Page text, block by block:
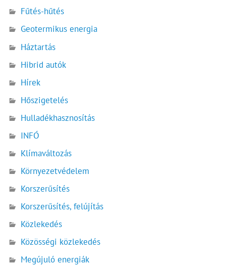
Fűtés-hűtés
Geotermikus energia
Háztartás
Hibrid autók
Hírek
Hőszigetelés
Hulladékhasznosítás
INFÓ
Klímaváltozás
Környezetvédelem
Korszerűsítés
Korszerűsítés, felújítás
Közlekedés
Közösségi közlekedés
Megújuló energiák